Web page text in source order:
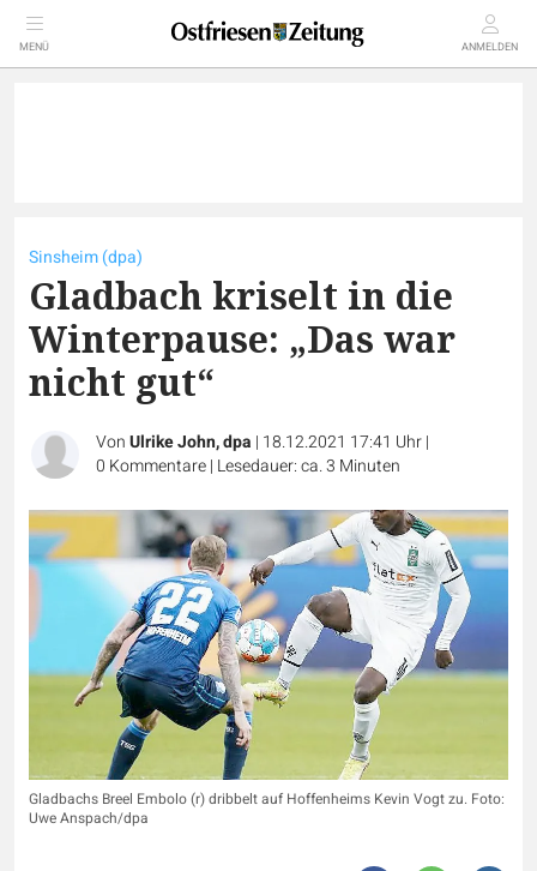
MENÜ ANMELDEN
Sinsheim (dpa)
Gladbach kriselt in die
Winterpause: „Das war
nicht gut“
VonUlrike John, dpa | 18.12.2021 17:41 Uhr|
0 Kommentare| Lesedauer: ca. 3 Minuten
Gladbachs Breel Embolo (r) dribbelt auf Hoffenheims Kevin Vogt zu. Foto:
Uwe Anspach/dpa